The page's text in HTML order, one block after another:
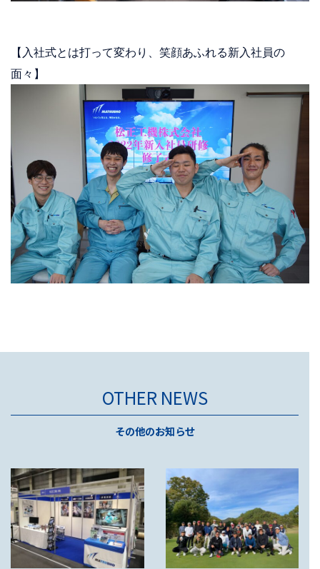
【入社式とは打って変わり、笑顔あふれる新入社員の
面々】
OTHER NEWS
その他のお知らせ